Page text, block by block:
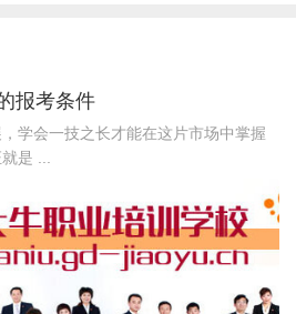
报考条件
学会一技之长才能在这片市场中掌握
是 ...